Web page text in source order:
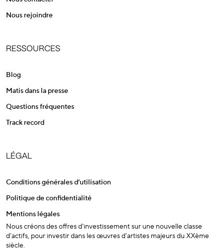
Nous créons des offres d'investissement sur une nouvelle classe
d’actifs, pour investir dans les œuvres d’artistes majeurs du XXème
siècle.
Nous rejoindre
RESSOURCES
Blog
Matis dans la presse
Questions fréquentes
Track record
LÉGAL
Conditions générales d’utilisation
Politique de confidentialité
Mentions légales